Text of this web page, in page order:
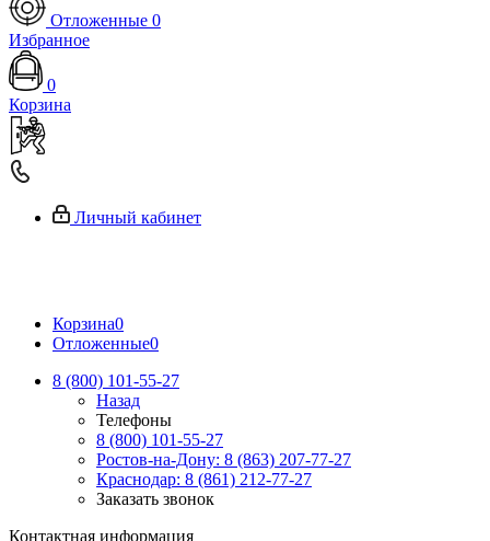
Отложенные 0
Избранное
0
Корзина
Личный кабинет
Корзина0
Отложенные0
8 (800) 101-55-27
Назад
Телефоны
8 (800) 101-55-27
Ростов-на-Дону: 8 (863) 207-77-27
Краснодар: 8 (861) 212-77-27
Заказать звонок
Контактная информация